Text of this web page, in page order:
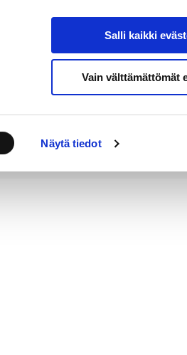
Näytä tiedot
Salli kaikki
Vain välttämättömät
Hae